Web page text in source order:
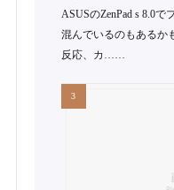
ASUSのZenPad s 8.0
混んでいるのもあるか
反応、カ……